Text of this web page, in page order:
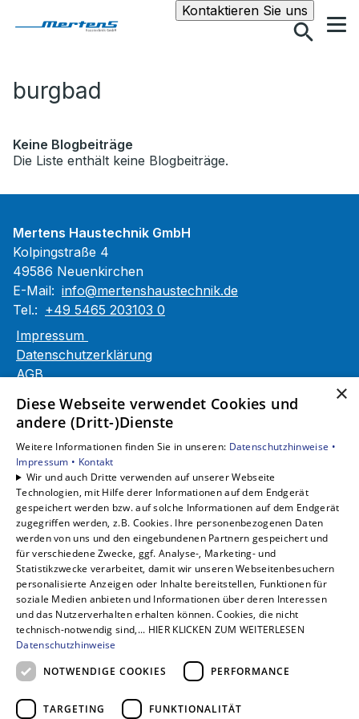
Kontaktieren Sie unsSuche
burgbad
Keine Blogbeiträge
Die Liste enthält keine Blogbeiträge.
Mertens Haustechnik GmbH
Kolpingstraße 4
49586 Neuenkirchen
E-Mail: info@mertenshaustechnik.de
Tel.: +49 5465 203103 0
Impressum
Datenschutzerklärung
AGB
Unsere Bereiche
Privatkunden
Gewerbekunden
Karriere
Unternehmen
Kontakt
×
Diese Webseite verwendet Cookies und
andere (Dritt-)Dienste
Weitere Informationen finden Sie in unseren: Datenschutzhinweise •
Impressum • Kontakt
Wir und auch Dritte verwenden auf unserer Webseite
Technologien, mit Hilfe derer Informationen auf dem Endgerät
gespeichert werden bzw. auf solche Informationen auf dem Endgerät
zugegriffen werden, z.B. Cookies. Ihre personenbezogenen Daten
werden von uns und den eingebundenen Partnern gespeichert und
für verschiedene Zwecke, ggf. Analyse-, Marketing- und
Statistikzwecke verarbeitet, damit wir unseren Webseitenbesuchern
personalisierte Anzeigen oder Inhalte bereitstellen, Funktionen für
soziale Medien anbieten und Informationen über deren Interessen
und das Nutzerverhalten erhalten können. Cookies, die nicht
technisch-notwendig sind,... HIER KLICKEN ZUM WEITERLESEN
Datenschutzhinweise
NOTWENDIGE COOKIES
PERFORMANCE
TARGETING FUNKTIONALITÄT